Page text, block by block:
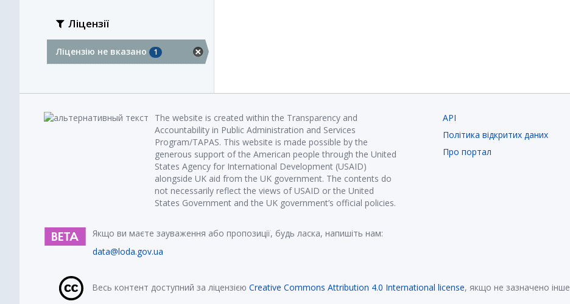
Ліцензії
Ліцензію не вказано 1
The website is created within the Transparency and
Accountability in Public Administration and Services
Program/TAPAS. This website is made possible by the
generous support of the American people through the United
States Agency for International Development (USAID)
alongside UK aid from the UK government. The contents do
not necessarily reflect the views of USAID or the United
States Government and the UK government’s official policies.
Якщо ви маєте зауваження або пропозиції, будь ласка, напишіть нам:
data@loda.gov.ua
API
Політика відкритих даних
Про портал
Весь контент доступний за ліцензією Creative Commons Attribution 4.0 International license, якщо не зазначено інше